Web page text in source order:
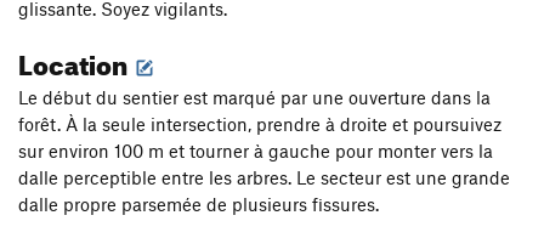
glissante. Soyez vigilants.
Location
Le début du sentier est marqué par une ouverture dans la
forêt. À la seule intersection, prendre à droite et poursuivez
sur environ 100 m et tourner à gauche pour monter vers la
dalle perceptible entre les arbres. Le secteur est une grande
dalle propre parsemée de plusieurs fissures.